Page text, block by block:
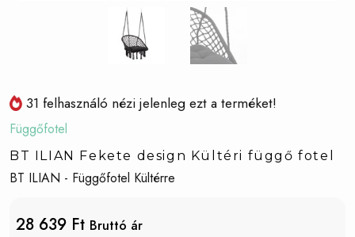
31 felhasználó nézi jelenleg ezt a terméket!
Függőfotel
BT ILIAN Fekete design Kültéri függő fotel
BT ILIAN - Függőfotel Kültérre
28 639 Ft Bruttó ár